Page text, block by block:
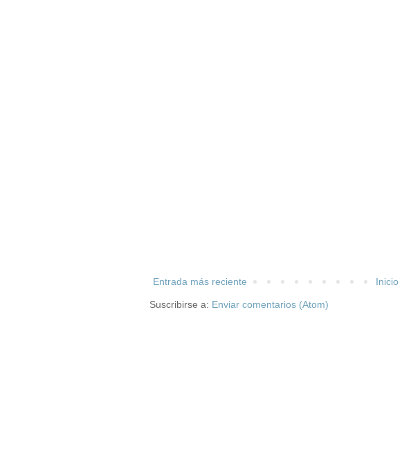
Entrada más reciente Inicio
Suscribirse a: Enviar comentarios (Atom)